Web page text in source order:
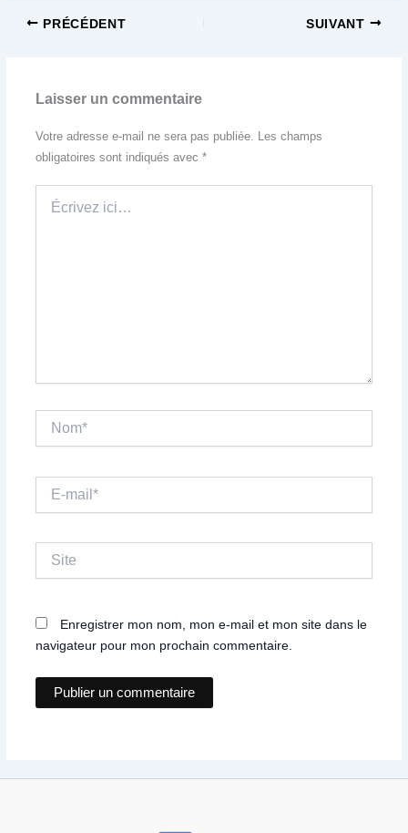
PRÉCÉDENT SUIVANT
Laisser un commentaire
Votre adresse e-mail ne sera pas publiée. Les champs
obligatoires sont indiqués avec *
ici…
Nom*
mail*
Enregistrer mon nom, mon e-mail et mon site dans le
navigateur pour mon prochain commentaire.